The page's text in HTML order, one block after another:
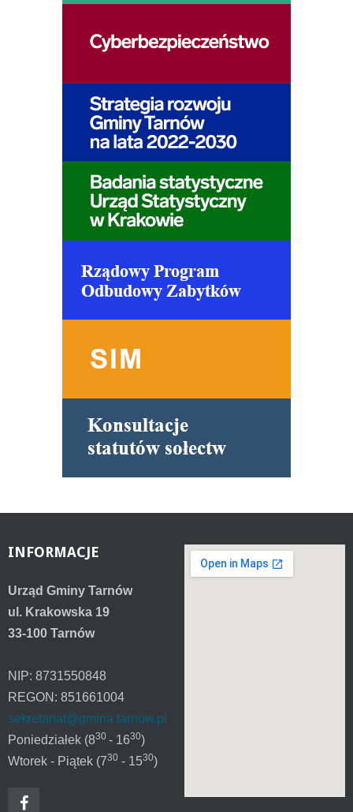
INFORMACJE
Urząd Gminy Tarnów
ul. Krakowska 19
33-100 Tarnów
NIP: 8731550848
REGON: 851661004
sekretariat@gmina.tarnow.pl
Poniedziałek (830 - 1630)
Wtorek - Piątek (730 - 1530)